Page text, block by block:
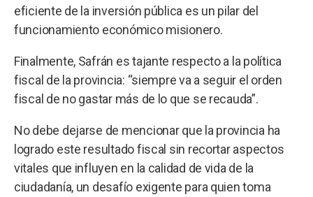
eficiente de la inversión pública es un pilar del
funcionamiento económico misionero.
Finalmente, Safrán es tajante respecto a la política
fiscal de la provincia: “siempre va a seguir el orden
fiscal de no gastar más de lo que se recauda”.
No debe dejarse de mencionar que la provincia ha
logrado este resultado fiscal sin recortar aspectos
vitales que influyen en la calidad de vida de la
ciudadanía, un desafío exigente para quien toma